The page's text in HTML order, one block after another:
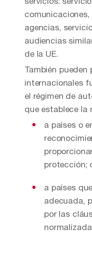
comunicaciones,
agencias,
audiencias
de la UE.
También
internacionales
el régimen de
que establece la
a países o
protección;
a países
adecuada,
por las